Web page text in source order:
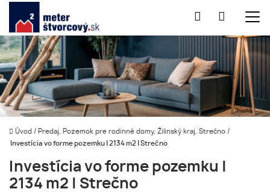
Úvod / Predaj, Pozemok pre rodinné domy, Žilinský kraj, Strečno /
Investícia vo forme pozemku | 2134 m2 | Strečno
Investícia vo forme pozemku |
2134 m2 | Strečno